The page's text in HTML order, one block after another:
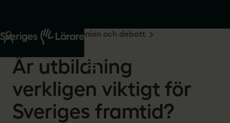
Start Om oss
Opinion och debatt
2025-04-14
Är utbildning
verkligen viktigt för
Sveriges framtid?